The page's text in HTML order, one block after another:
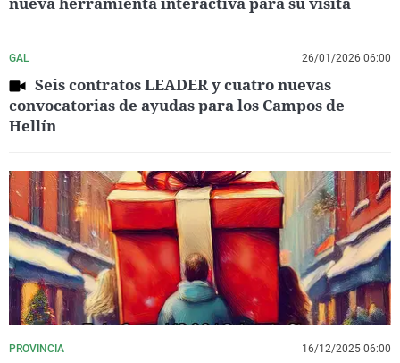
GAL 26/01/2026 06:00
Seis contratos LEADER y cuatro nuevas
convocatorias de ayudas para los Campos de
Hellín
PROVINCIA 16/12/2025 06:00